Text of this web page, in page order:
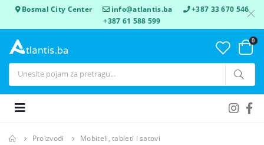
Bosmal City Center info@atlantis.ba
+387 33 670 546
+387 61 588 599
0
Proizvodi
Mobiteli, tableti i satovi